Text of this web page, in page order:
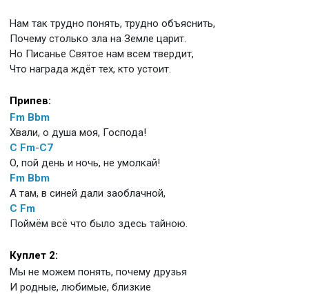
Нам так трудно понять, трудно объяснить,
Почему столько зла на Земле царит.
Но Писанье Святое нам всем твердит,
Что награда ждёт тех, кто устоит.
Припев:
Fm Bbm
Хвали, о душа моя, Господа!
C Fm-C7
О, пой день и ночь, не умолкай!
Fm Bbm
А там, в синей дали заоблачной,
C Fm
Поймём всё что было здесь тайною.
Куплет 2:
Мы не можем понять, почему друзья
И родные, любимые, близкие